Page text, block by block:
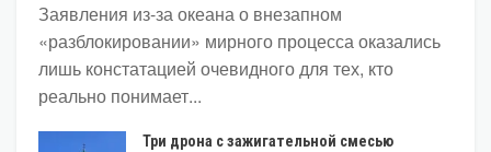
Заявления из-за океана о внезапном
«разблокировании» мирного процесса оказались
лишь констатацией очевидного для тех, кто
реально понимает...
Три дрона с зажигательной смесью